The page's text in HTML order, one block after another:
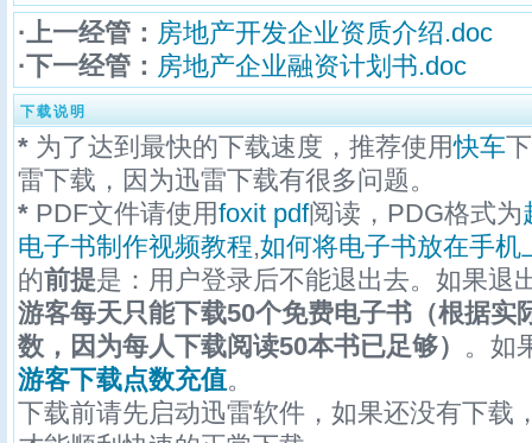
·上一经管： 房地产开发企业资质介绍.doc
·下一经管： 房地产企业融资计划书.doc
下载说明
* 为了达到最快的下载速度，推荐使用快车
雷下载，因为迅雷下载有很多问题。
* PDF文件请使用foxit pdf阅读，PDG格式为
电子书制作视频教程,如何将电子书放在手机
的前提是：用户登录后不能退出去。如果退
游客每天只能下载50个免费电子书（根据实
数，因为每人下载阅读50本书已足够） 。如
游客下载点数充值。
下载前请先启动迅雷软件，如果还没有下载